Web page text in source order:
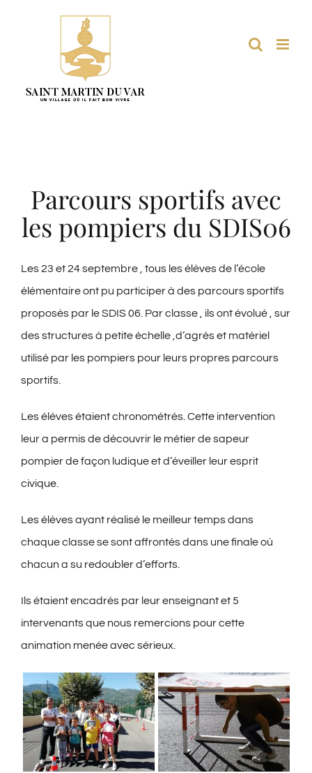
Parcours sportifs avec
les pompiers du SDIS06
Les 23 et 24 septembre , tous les élèves de l’école
élémentaire ont pu participer à des parcours sportifs
proposés par le SDIS 06. Par classe , ils ont évolué , sur
des structures à petite échelle ,d’agrés et matériel
utilisé par les pompiers pour leurs propres parcours
sportifs.
Les élèves étaient chronométrés. Cette intervention
leur a permis de découvrir le métier de sapeur
pompier de façon ludique et d’éveiller leur esprit
civique.
Les élèves ayant réalisé le meilleur temps dans
chaque classe se sont affrontés dans une finale où
chacun a su redoubler d’efforts.
Ils étaient encadrés par leur enseignant et 5
intervenants que nous remercions pour cette
animation menée avec sérieux.